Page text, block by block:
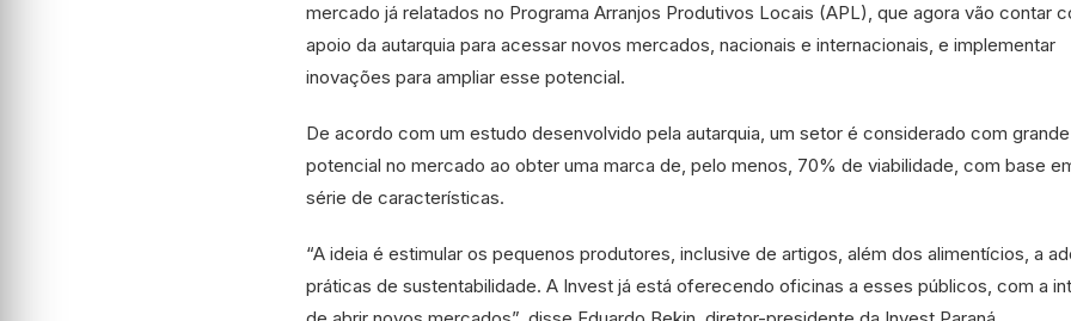
mercado já relatados no Programa Arranjos Produtivos Locais (APL), que agora vão contar
apoio da autarquia para acessar novos mercados, nacionais e internacionais, e implementar
inovações para ampliar esse potencial.
De acordo com um estudo desenvolvido pela autarquia, um setor é considerado com grande
potencial no mercado ao obter uma marca de, pelo menos, 70% de viabilidade, com base
série de características.
“A ideia é estimular os pequenos produtores, inclusive de artigos, além dos alimentícios, a
práticas de sustentabilidade. A Invest já está oferecendo oficinas a esses públicos, com a